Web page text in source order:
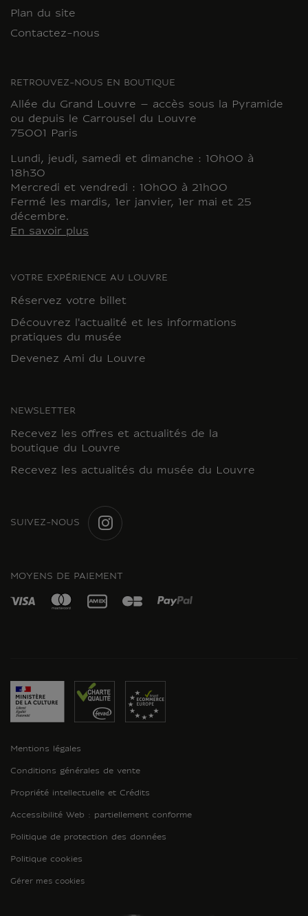
Plan du site
Contactez-nous
RETROUVEZ-NOUS EN BOUTIQUE
Allée du Grand Louvre – accès sous la Pyramide
ou depuis le Carrousel du Louvre
75001 Paris
Lundi, jeudi, samedi et dimanche : 10h00 à
18h30
Mercredi et vendredi : 10h00 à 21h00
Fermé les mardis, 1er janvier, 1er mai et 25
décembre.
En savoir plus
VOTRE EXPÉRIENCE AU LOUVRE
Réservez votre billet
Découvrez l'actualité et les informations
pratiques du musée
Devenez Ami du Louvre
NEWSLETTER
Recevez les offres et actualités de la
boutique du Louvre
Recevez les actualités du musée du Louvre
SUIVEZ-NOUS
MOYENS DE PAIEMENT
Mentions légales
Conditions générales de vente
Propriété intellectuelle et Crédits
Accessibilité Web : partiellement conforme
Politique de protection des données
Politique cookies
Gérer mes cookies